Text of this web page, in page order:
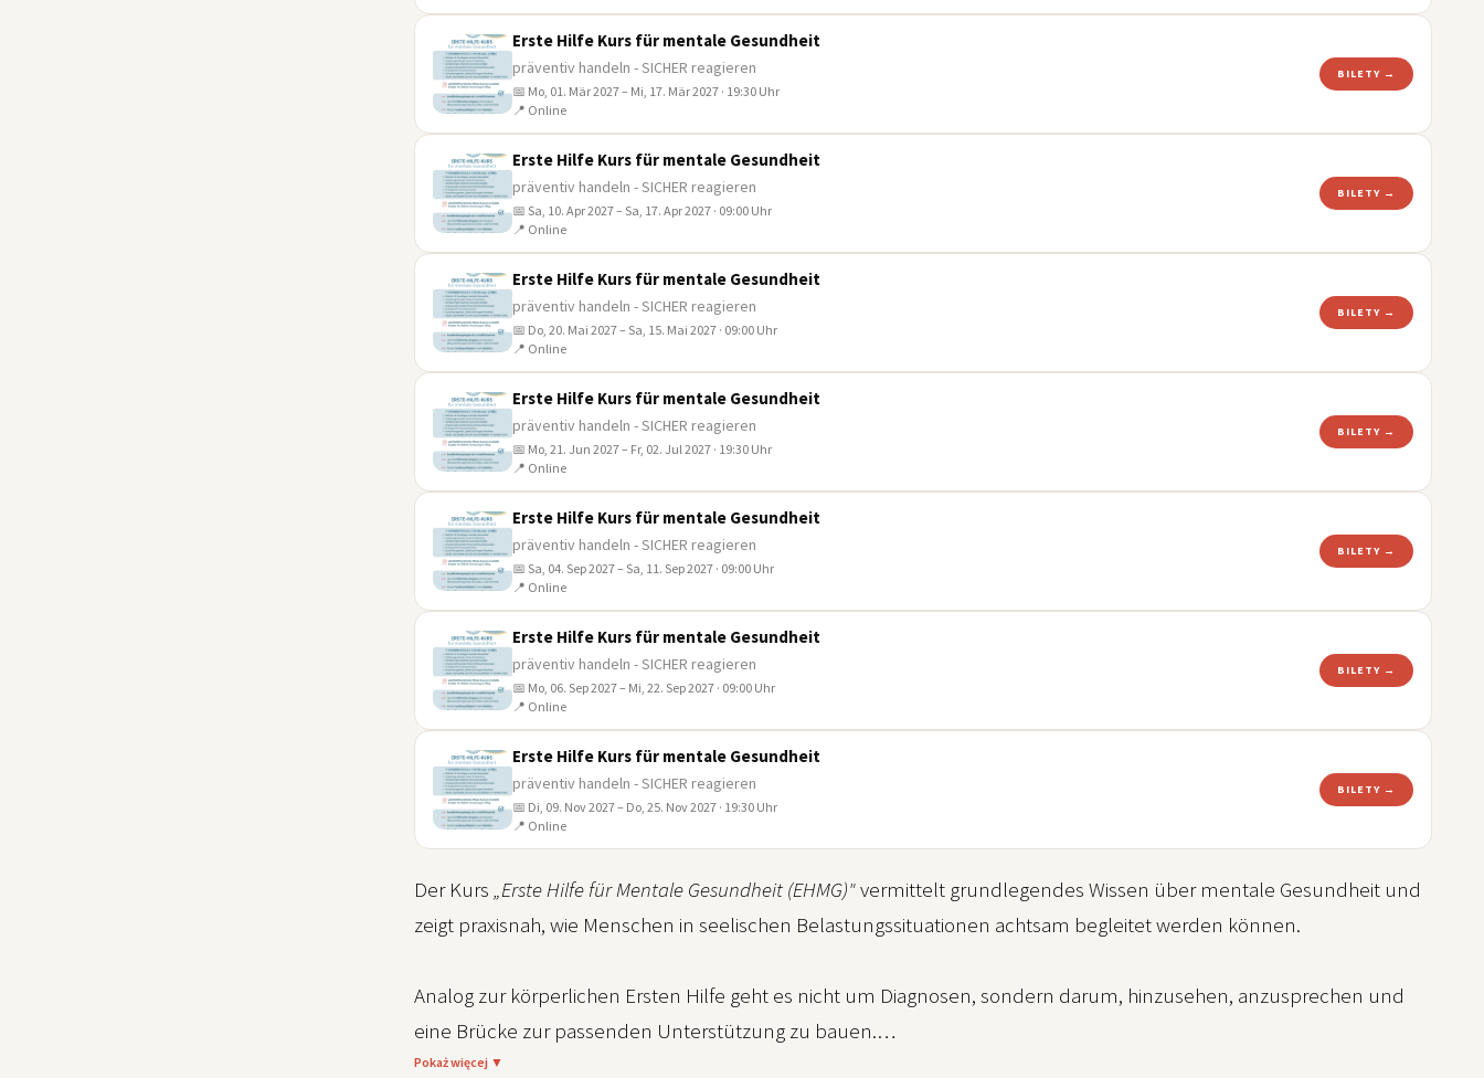
Erste Hilfe Kurs für mentale Gesundheit
präventiv handeln - SICHER reagieren
📅 Mo, 01. Mär 2027 – Mi, 17. Mär 2027 · 19:30 Uhr
📍 Online
BILETY →
Erste Hilfe Kurs für mentale Gesundheit
präventiv handeln - SICHER reagieren
📅 Sa, 10. Apr 2027 – Sa, 17. Apr 2027 · 09:00 Uhr
📍 Online
BILETY →
Erste Hilfe Kurs für mentale Gesundheit
präventiv handeln - SICHER reagieren
📅 Do, 20. Mai 2027 – Sa, 15. Mai 2027 · 09:00 Uhr
📍 Online
BILETY →
Erste Hilfe Kurs für mentale Gesundheit
präventiv handeln - SICHER reagieren
📅 Mo, 21. Jun 2027 – Fr, 02. Jul 2027 · 19:30 Uhr
📍 Online
BILETY →
Erste Hilfe Kurs für mentale Gesundheit
präventiv handeln - SICHER reagieren
📅 Sa, 04. Sep 2027 – Sa, 11. Sep 2027 · 09:00 Uhr
📍 Online
BILETY →
Erste Hilfe Kurs für mentale Gesundheit
präventiv handeln - SICHER reagieren
📅 Mo, 06. Sep 2027 – Mi, 22. Sep 2027 · 09:00 Uhr
📍 Online
BILETY →
Erste Hilfe Kurs für mentale Gesundheit
präventiv handeln - SICHER reagieren
📅 Di, 09. Nov 2027 – Do, 25. Nov 2027 · 19:30 Uhr
📍 Online
BILETY →
Der Kurs „Erste Hilfe für Mentale Gesundheit (EHMG)"vermittelt grundlegendes Wissen über mentale Gesundheit und
zeigt praxisnah, wie Menschen in seelischen Belastungssituationen achtsam begleitet werden können.
Analog zur körperlichen Ersten Hilfe geht es nicht um Diagnosen, sondern darum, hinzusehen, anzusprechen und
eine Brücke zur passenden Unterstützung zu bauen.
Pokaż więcej ▼